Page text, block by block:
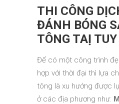
THI CÔNG
ĐÁNH BÓNG
TÔNG TAỊ
Để có một công trình
hợp với thời đại thì lựa
tông là xu hướng được
ở các địa phương như: